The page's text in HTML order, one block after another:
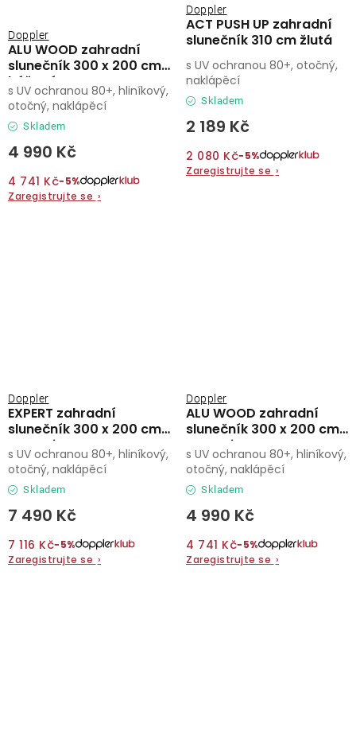
ALU WOOD zahradní
slunečník 300 x 200 cm
béžová
Doppler
Skladem
4 990 Kč
4 741 Kč−5%
Zaregistrujte se ›
s UV ochranou 80+, hliníkový,
otočný, naklápěcí
ACT PUSH UP zahradní
slunečník 310 cm žlutá
Doppler
Skladem
2 189 Kč
2 080 Kč−5%
Zaregistrujte se ›
s UV ochranou 80+, otočný,
naklápěcí
EXPERT zahradní
slunečník 300 x 200 cm
antracit
Doppler
Skladem
7 490 Kč
7 116 Kč−5%
Zaregistrujte se ›
s UV ochranou 80+, hliníkový,
otočný, naklápěcí
ALU WOOD zahradní
slunečník 300 x 200 cm
antracit
Doppler
Skladem
4 990 Kč
4 741 Kč−5%
Zaregistrujte se ›
s UV ochranou 80+, hliníkový,
otočný, naklápěcí